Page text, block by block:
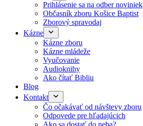
Prihlásenie sa na odber noviniek
Občasník zboru Košice Baptist
Zborový spravodaj
Kázne
Kázne zboru
Kázne mládeže
Vyučovanie
Audioknihy
Ako čítať Bibliu
Blog
Kontakt
Čo očakávať od návštevy zboru
Odpovede pre hľadajúcich
Ako sa dostať do neba?